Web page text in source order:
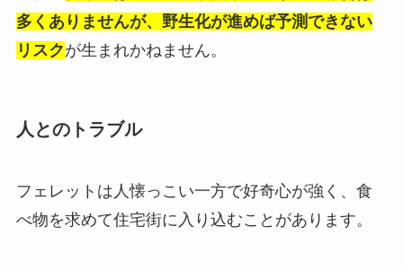
多くありませんが、野生化が進めば予測できない
リスクが生まれかねません。
人とのトラブル
フェレットは人懐っこい一方で好奇心が強く、食
べ物を求めて住宅街に入り込むことがあります。